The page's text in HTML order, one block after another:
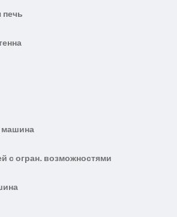
машина
с огран. возможностями